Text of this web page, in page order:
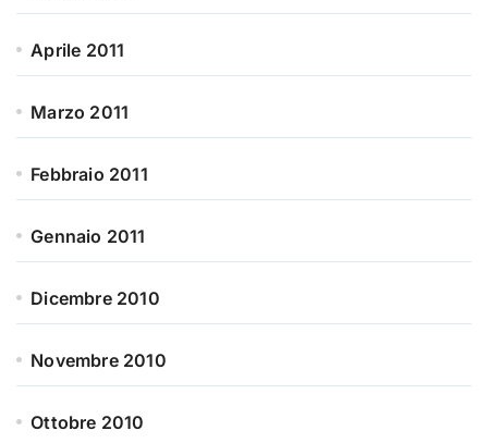
Aprile 2011
Marzo 2011
Febbraio 2011
Gennaio 2011
Dicembre 2010
Novembre 2010
Ottobre 2010